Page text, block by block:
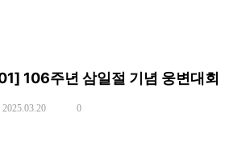
106주년 삼일절 기념 웅변대회
2025.03.20 0